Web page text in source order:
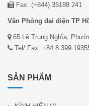
Fax: (+844) 35188 241
Văn Phòng đại diện TP
65 Lê Trung Nghĩa,
Tel/ Fax: +84 8 399
SẢN PHẨM